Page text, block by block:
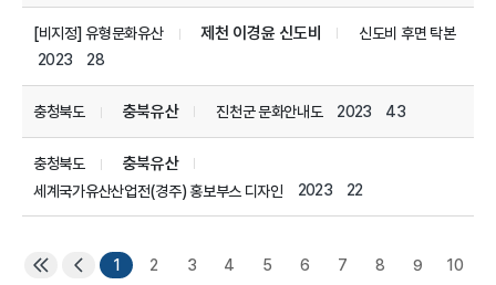
[비지정] 유형문화유산 제천 이경윤 신도비
신도비 후면 탁본
2023
28
충청북도 충북유산 진천군 문화안내도 2023 43
충청북도 충북유산
세계국가유산산업전(경주) 홍보부스 디자인 2023 22
1 2 3 4 5 6 7 8 9 10